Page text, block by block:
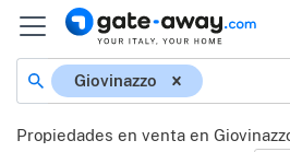
Giovinazzo
Propiedades en venta en